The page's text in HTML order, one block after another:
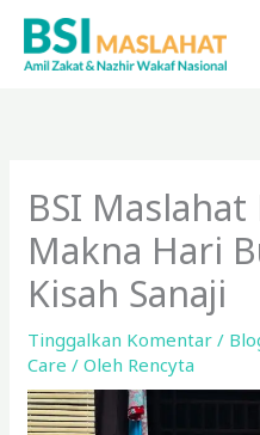
Lewati
konten
BSI
Makna Hari
Kisah Sanaji
Tinggalkan Komentar /
Care / Oleh Rencyta